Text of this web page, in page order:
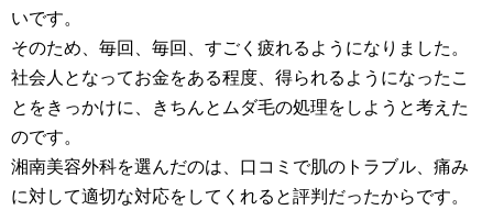
いです。
そのため、毎回、毎回、すごく疲れるようになりました。
社会人となってお金をある程度、得られるようになったこ
とをきっかけに、きちんとムダ毛の処理をしようと考えた
のです。
湘南美容外科を選んだのは、口コミで肌のトラブル、痛み
に対して適切な対応をしてくれると評判だったからです。